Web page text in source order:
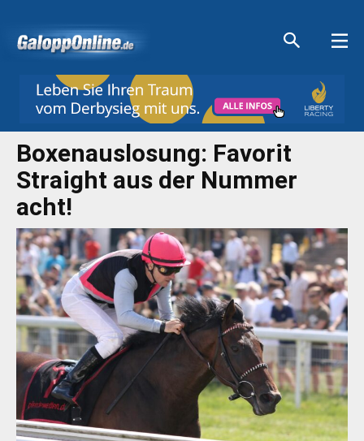
Boxenauslosung: Favorit
Straight aus der Nummer
acht!